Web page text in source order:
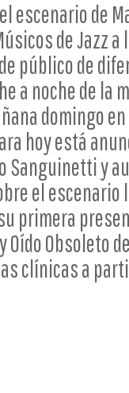
escenario de
de Jazz a
público de
a noche de la
domingo
hoy está
Sanguinetti y
el escenario
primera
Oído Obsoleto
clínicas a